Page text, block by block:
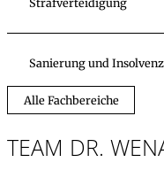
Strafverteidigung
Sanierung und Insolvenz
Alle Fachbereiche
TEAM DR.